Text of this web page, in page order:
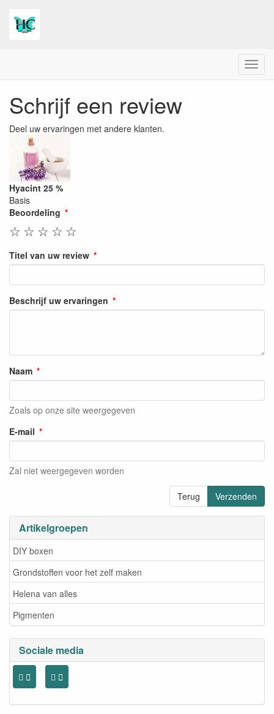
Menu
Artikelgroepen
DIY boxen
Grondstoffen voor het zelf maken
Helena van alles
Pigmenten
Sociale media
Schrijf een review
Deel uw ervaringen met andere klanten.
Hyacint 25 %
Basis
Beoordeling
☆
☆
☆
☆
☆
Titel van uw review
Beschrijf uw ervaringen
Naam
Zoals op onze site weergegeven
E-mail
Zal niet weergegeven worden
Terug Verzenden